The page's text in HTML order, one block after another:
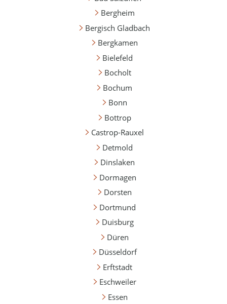
Bergheim
Bergisch Gladbach
Bergkamen
Bielefeld
Bocholt
Bochum
Bonn
Bottrop
Castrop-Rauxel
Detmold
Dinslaken
Dormagen
Dorsten
Dortmund
Duisburg
Düren
Düsseldorf
Erftstadt
Eschweiler
Essen